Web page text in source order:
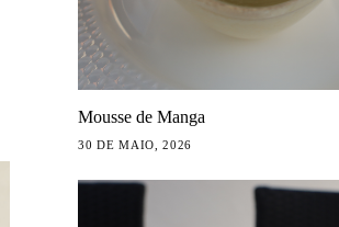
Mousse de Manga
30 DE MAIO, 2026